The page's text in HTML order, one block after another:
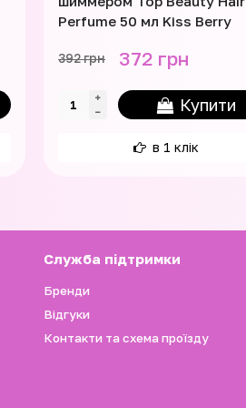
Perfume 50 мл Kiss Berry
392 грн 372 грн
Купити
в 1 клік
Служба підтримки
Бренди
Відгуки
Контакти та схема проїзду